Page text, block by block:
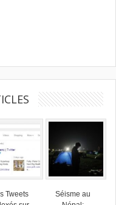
Tweets
Séisme au